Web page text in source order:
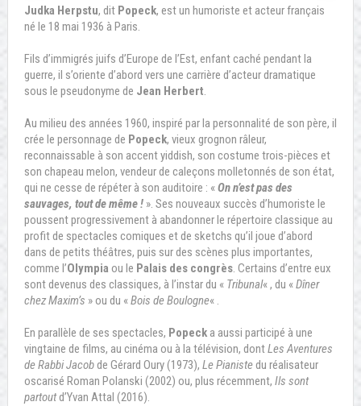
Judka Herpstu, dit Popeck, est un humoriste et acteur français
né le 18 mai 1936 à Paris.
Fils d’immigrés juifs d’Europe de l’Est, enfant caché pendant la
guerre, il s’oriente d’abord vers une carrière d’acteur dramatique
sous le pseudonyme de Jean Herbert.
Au milieu des années 1960, inspiré par la personnalité de son père, il
crée le personnage de Popeck, vieux grognon râleur,
reconnaissable à son accent yiddish, son costume trois-pièces et
son chapeau melon, vendeur de caleçons molletonnés de son état,
qui ne cesse de répéter à son auditoire : «On n’est pas des
sauvages, tout de même !». Ses nouveaux succès d’humoriste le
poussent progressivement à abandonner le répertoire classique au
profit de spectacles comiques et de sketchs qu’il joue d’abord
dans de petits théâtres, puis sur des scènes plus importantes,
comme l’Olympia ou le Palais des congrès. Certains d’entre eux
sont devenus des classiques, à l’instar du « Tribunal« , du «Dîner
chez Maxim’s » ou du «Bois de Boulogne« .
En parallèle de ses spectacles, Popecka aussi participé à une
vingtaine de films, au cinéma ou à la télévision, dontLes Aventures
de Rabbi Jacobde Gérard Oury (1973), Le Pianistedu réalisateur
oscarisé Roman Polanski (2002) ou, plus récemment, Ils sont
partoutd’Yvan Attal (2016).